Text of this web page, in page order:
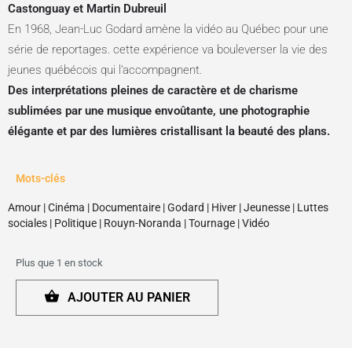
Castonguay et Martin Dubreuil
En 1968, Jean-Luc Godard amène la vidéo au Québec pour une
série de reportages. cette expérience va bouleverser la vie des
jeunes québécois qui l’accompagnent.
Des interprétations pleines de caractère et de charisme
sublimées par une musique envoûtante, une photographie
élégante et par des lumières cristallisant la beauté des plans.
Mots-clés
Amour |Cinéma | Documentaire |Godard | Hiver |Jeunesse | Luttes
sociales | Politique | Rouyn-Noranda |Tournage |Vidéo
Plus que 1 en stock
AJOUTER AU PANIER